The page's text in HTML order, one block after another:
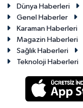
Dünya Haberleri
Genel Haberler
Karaman Haberleri
Magazin Haberleri
Sağlık Haberleri
Teknoloji Haberleri